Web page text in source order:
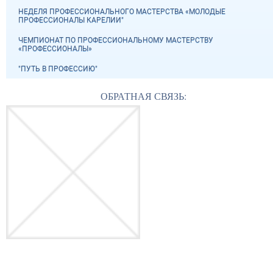
НЕДЕЛЯ ПРОФЕССИОНАЛЬНОГО МАСТЕРСТВА «МОЛОДЫЕ
ПРОФЕССИОНАЛЫ КАРЕЛИИ"
ЧЕМПИОНАТ ПО ПРОФЕССИОНАЛЬНОМУ МАСТЕРСТВУ
«ПРОФЕССИОНАЛЫ»
"ПУТЬ В ПРОФЕССИЮ"
ОБРАТНАЯ СВЯЗЬ: